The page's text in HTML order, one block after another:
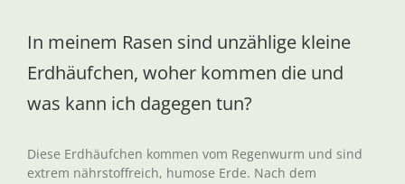
In meinem Rasen sind unzählige kleine
Erdhäufchen, woher kommen die und
was kann ich dagegen tun?
Diese Erdhäufchen kommen vom Regenwurm und sind
extrem nährstoffreich, humose Erde. Nach dem